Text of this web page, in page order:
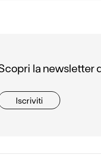
la newsletter
Iscriviti